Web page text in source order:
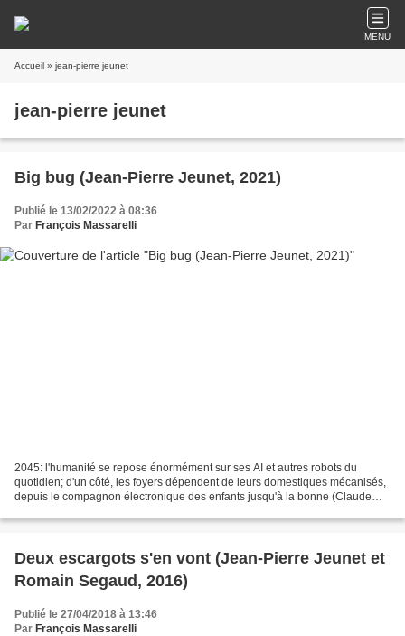
MENU
Accueil » jean-pierre jeunet
jean-pierre jeunet
Big bug (Jean-Pierre Jeunet, 2021)
Publié le 13/02/2022 à 08:36
Par François Massarelli
2045: l'humanité se repose énormément sur ses AI et autres robots du
quotidien; d'un côté, les foyers dépendent de leurs domestiques mécanisés,
depuis le compagnon électronique des enfants jusqu'à la bonne (Claude
Deux escargots s'en vont (Jean-Pierre Jeunet et
Romain Segaud, 2016)
Publié le 27/04/2018 à 13:46
Par François Massarelli